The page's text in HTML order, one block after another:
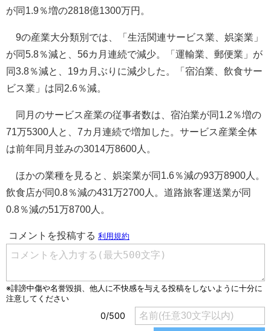
が同1.9％増の2818億1300万円。
9の産業大分類別では、「生活関連サービス業、娯楽業」
が同5.8％減と、56カ月連続で減少。「運輸業、郵便業」が
同3.8％減と、19カ月ぶりに減少した。「宿泊業、飲食サー
ビス業」は同2.6％減。
同月のサービス産業の従事者数は、宿泊業が同1.2％増の
71万5300人と、7カ月連続で増加した。サービス産業全体
は前年同月並みの3014万8600人。
ほかの業種を見ると、娯楽業が同1.6％減の93万8900人。
飲食店が同0.8％減の431万2700人。道路旅客運送業が同
0.8％減の51万8700人。